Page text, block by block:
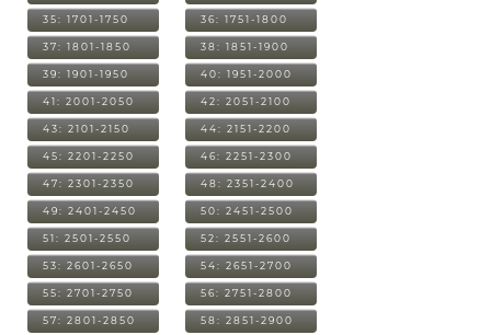
35: 1701-1750 36: 1751-1800
37: 1801-1850 38: 1851-1900
39: 1901-1950 40: 1951-2000
41: 2001-2050 42: 2051-2100
43: 2101-2150 44: 2151-2200
45: 2201-2250 46: 2251-2300
47: 2301-2350 48: 2351-2400
49: 2401-2450 50: 2451-2500
51: 2501-2550 52: 2551-2600
53: 2601-2650 54: 2651-2700
55: 2701-2750 56: 2751-2800
57: 2801-2850 58: 2851-2900